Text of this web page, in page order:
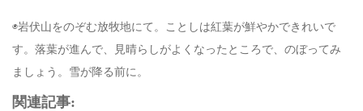
◉岩伏山をのぞむ放牧地にて。ことしは紅葉が鮮やかできれいで
す。落葉が進んで、見晴らしがよくなったところで、のぼってみ
ましょう。雪が降る前に。
関連記事: